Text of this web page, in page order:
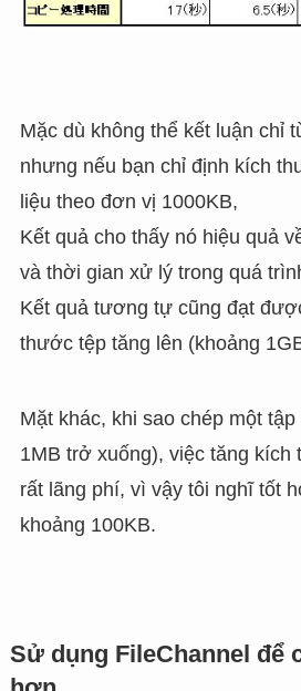
Mặc dù không thể kết luận chỉ
nhưng nếu bạn chỉ định kích
liệu theo đơn vị 1000KB,
Kết quả cho thấy nó hiệu quả
và thời gian xử lý trong quá
Kết quả tương tự cũng đạt
thước tệp tăng lên (khoảng
Mặt khác, khi sao chép một
1MB trở xuống), việc tăng kích
rất lãng phí, vì vậy tôi nghĩ tốt
khoảng 100KB.
Sử dụng FileChannel để